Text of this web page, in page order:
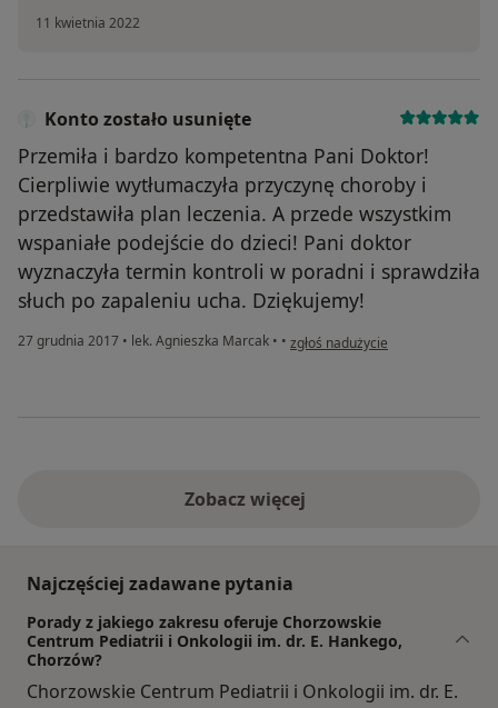
11 kwietnia 2022
Konto zostało usunięte
Przemiła i bardzo kompetentna Pani Doktor!
Cierpliwie wytłumaczyła przyczynę choroby i
przedstawiła plan leczenia. A przede wszystkim
wspaniałe podejście do dzieci! Pani doktor
wyznaczyła termin kontroli w poradni i sprawdziła
słuch po zapaleniu ucha. Dziękujemy!
27 grudnia 2017 • lek. Agnieszka Marcak • • w opinii użytkownika Konto
zgłoś nadużycie
Zobacz więcej
Najczęściej zadawane pytania
Porady z jakiego zakresu oferuje Chorzowskie
Centrum Pediatrii i Onkologii im. dr. E. Hankego,
Chorzów?
Chorzowskie Centrum Pediatrii i Onkologii im. dr. E.